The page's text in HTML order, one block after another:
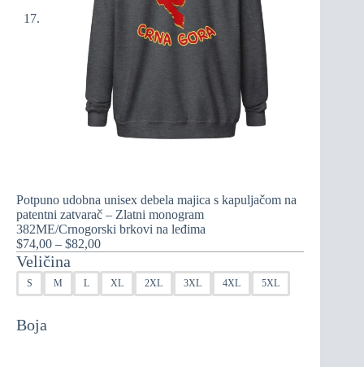
Potpuno udobna unisex debela majica s kapuljačom na
patentni zatvarač – Zlatni monogram
382ME/Crnogorski brkovi na leđima
$74,00 – $82,00Raspon
od
$74,00
Veličina
S M L XL 2XL 3XL 4XL 5XL
Boja